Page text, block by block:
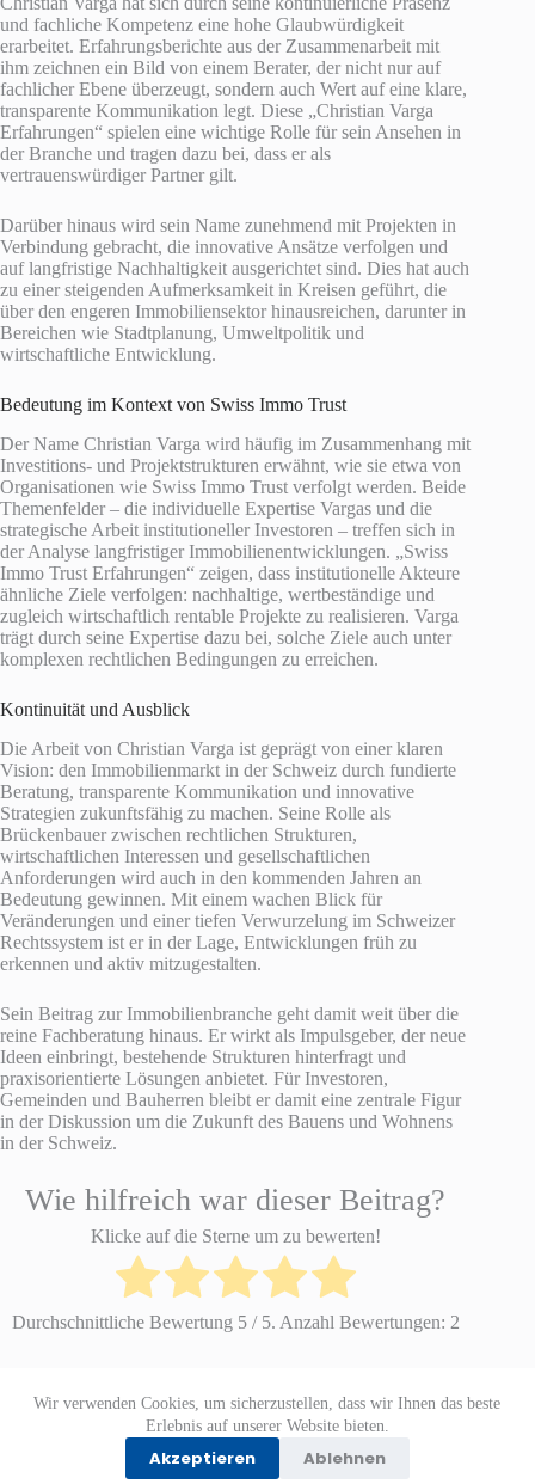
Wir verwenden Cookies, um sicherzustellen, dass wir Ihnen das beste
Erlebnis auf unserer Website bieten.
Akzeptieren Ablehnen
und fachliche Kompetenz eine hohe Glaubwürdigkeit
erarbeitet. Erfahrungsberichte aus der Zusammenarbeit mit
ihm zeichnen ein Bild von einem Berater, der nicht nur auf
fachlicher Ebene überzeugt, sondern auch Wert auf eine klare,
transparente Kommunikation legt. Diese „Christian Varga
Erfahrungen“ spielen eine wichtige Rolle für sein Ansehen in
der Branche und tragen dazu bei, dass er als
vertrauenswürdiger Partner gilt.
Darüber hinaus wird sein Name zunehmend mit Projekten in
Verbindung gebracht, die innovative Ansätze verfolgen und
auf langfristige Nachhaltigkeit ausgerichtet sind. Dies hat auch
zu einer steigenden Aufmerksamkeit in Kreisen geführt, die
über den engeren Immobiliensektor hinausreichen, darunter in
Bereichen wie Stadtplanung, Umweltpolitik und
wirtschaftliche Entwicklung.
Bedeutung im Kontext von Swiss Immo Trust
Der Name Christian Varga wird häufig im Zusammenhang mit
Investitions- und Projektstrukturen erwähnt, wie sie etwa von
Organisationen wie Swiss Immo Trust verfolgt werden. Beide
Themenfelder – die individuelle Expertise Vargas und die
strategische Arbeit institutioneller Investoren – treffen sich in
der Analyse langfristiger Immobilienentwicklungen. „Swiss
Immo Trust Erfahrungen“ zeigen, dass institutionelle Akteure
ähnliche Ziele verfolgen: nachhaltige, wertbeständige und
zugleich wirtschaftlich rentable Projekte zu realisieren. Varga
trägt durch seine Expertise dazu bei, solche Ziele auch unter
komplexen rechtlichen Bedingungen zu erreichen.
Kontinuität und Ausblick
Die Arbeit von Christian Varga ist geprägt von einer klaren
Vision: den Immobilienmarkt in der Schweiz durch fundierte
Beratung, transparente Kommunikation und innovative
Strategien zukunftsfähig zu machen. Seine Rolle als
Brückenbauer zwischen rechtlichen Strukturen,
wirtschaftlichen Interessen und gesellschaftlichen
Anforderungen wird auch in den kommenden Jahren an
Bedeutung gewinnen. Mit einem wachen Blick für
Veränderungen und einer tiefen Verwurzelung im Schweizer
Rechtssystem ist er in der Lage, Entwicklungen früh zu
erkennen und aktiv mitzugestalten.
Sein Beitrag zur Immobilienbranche geht damit weit über die
reine Fachberatung hinaus. Er wirkt als Impulsgeber, der neue
Ideen einbringt, bestehende Strukturen hinterfragt und
praxisorientierte Lösungen anbietet. Für Investoren,
Gemeinden und Bauherren bleibt er damit eine zentrale Figur
in der Diskussion um die Zukunft des Bauens und Wohnens
in der Schweiz.
Wie hilfreich war dieser Beitrag?
Klicke auf die Sterne um zu bewerten!
Durchschnittliche Bewertung 5/ 5. Anzahl Bewertungen: 2
Datenschutzerklärung Impressum